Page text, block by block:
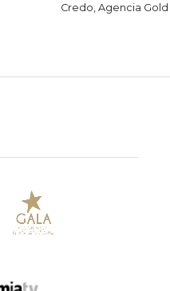
Credo, Agencia Gold